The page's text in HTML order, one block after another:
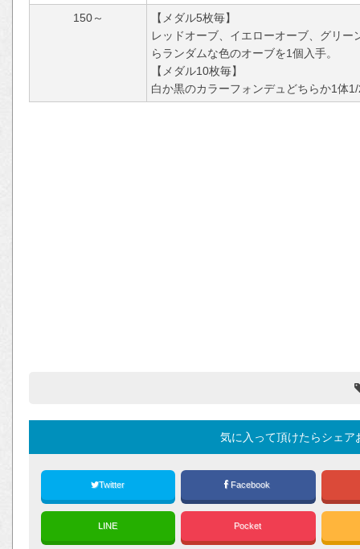
150～
【メダル5枚毎】
レッドオーブ、イエローオーブ、グリ
らランダムな色のオーブを1個入手。
【メダル10枚毎】
白か黒のカラーフォンデュどちらか1体
気に入って頂けたらシェア
Twitter Facebook
LINE Pocket